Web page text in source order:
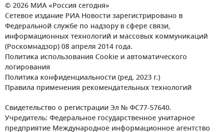
© 2026 МИА «Россия сегодня»
Сетевое издание РИА Новости зарегистрировано в
Федеральной службе по надзору в сфере связи,
информационных технологий и массовых коммуникаций
(Роскомнадзор) 08 апреля 2014 года.
Политика использования Cookie и автоматического
логирования
Политика конфиденциальности (ред. 2023 г.)
Правила применения рекомендательных технологий
Свидетельство о регистрации Эл № ФС77-57640.
Учредитель: Федеральное государственное унитарное
предприятие Международное информационное агентство